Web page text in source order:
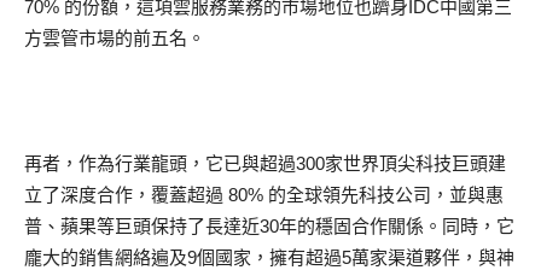
70% 的份額，這項雲服務業務的市場地位也躋身IDC中國第三
方雲管市場的前五名。
再者，作為行業龍頭，它已與超過300家世界頂尖科技巨頭建
立了深度合作，覆蓋超過 80% 的全球領先科技公司，並與惠
普、蘋果等巨頭保持了長達近30年的穩固合作關係。同時，它
龐大的銷售網絡遍及9個國家，擁有超過5萬家渠道夥伴，與神